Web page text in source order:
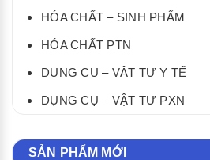
HÓA CHẤT – SINH PHẨM
HÓA CHẤT PTN
DỤNG CỤ – VẬT TƯ Y TẾ
DỤNG CỤ – VẬT TƯ PXN
SẢN PHẨM MỚI